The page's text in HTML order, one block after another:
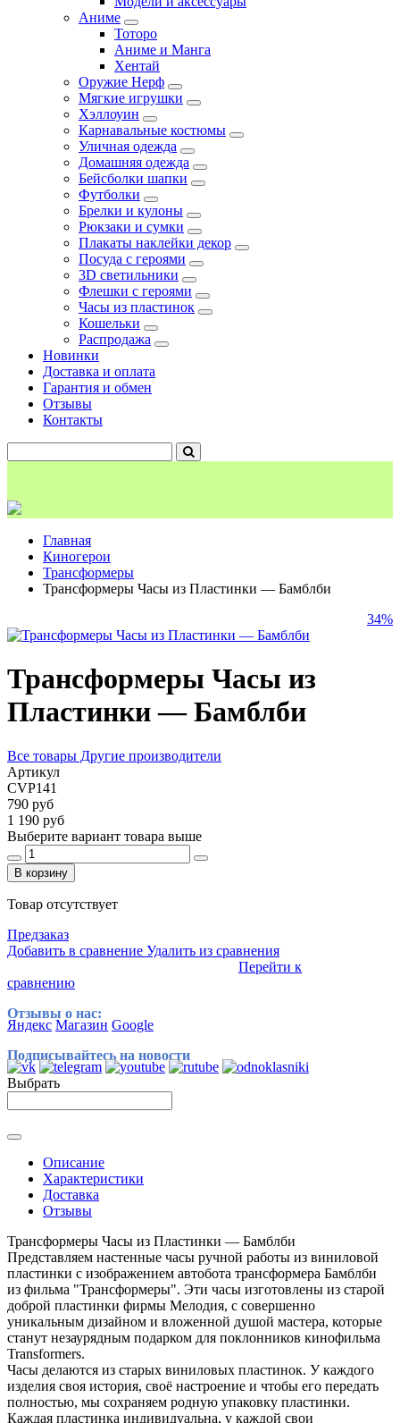
Аниме
Тоторо
Аниме и Манга
Хентай
Оружие Нерф
Мягкие игрушки
Хэллоуин
Карнавальные костюмы
Уличная одежда
Домашняя одежда
Бейсболки шапки
Футболки
Брелки и кулоны
Рюкзаки и сумки
Плакаты наклейки декор
Посуда с героями
3D светильники
Флешки с героями
Часы из пластинок
Кошельки
Распродажа
Новинки
Доставка и оплата
Гарантия и обмен
Отзывы
Контакты
Главная
Киногерои
Трансформеры
Трансформеры Часы из Пластинки — Бамблби
34%
Трансформеры Часы из
Пластинки — Бамблби
Все товары Другие производители
Артикул
CVP141
790 руб
1 190 руб
Выберите вариант товара выше
В корзину
Товар отсутствует
Предзаказ
Добавить в сравнение Удалить из сравнения
Перейти к
сравнению
Отзывы о нас:
Яндекс Магазин Google
Подписывайтесь на новости
Выбрать
Описание
Характеристики
Доставка
Отзывы
Трансформеры Часы из Пластинки — Бамблби
Представляем настенные часы ручной работы из виниловой
пластинки с изображением автобота трансформера Бамблби
из фильма "Трансформеры". Эти часы изготовлены из старой
доброй пластинки фирмы Мелодия, с совершенно
уникальным дизайном и вложенной душой мастера, которые
станут незаурядным подарком для поклонников кинофильма
Transformers.
Часы делаются из старых виниловых пластинок. У каждого
изделия своя история, своё настроение и чтобы его передать
полностью, мы сохраняем родную упаковку пластинки.
Каждая пластинка индивидуальна, у каждой свои